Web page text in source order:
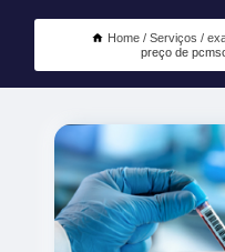
Home Serviços
preço de